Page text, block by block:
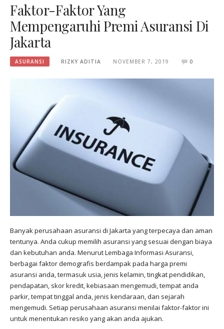
Faktor-Faktor Yang
Mempengaruhi Premi Asuransi Di
Jakarta
ASURANSI RIZKY ADITIA NOVEMBER 7, 2019 0
Banyak perusahaan asuransi di Jakarta yang terpecaya dan aman
tentunya. Anda cukup memilih asuransi yang sesuai dengan biaya
dan kebutuhan anda. Menurut Lembaga Informasi Asuransi,
berbagai faktor demografis berdampak pada harga premi
asuransi anda, termasuk usia, jenis kelamin, tingkat pendidikan,
pendapatan, skor kredit, kebiasaan mengemudi, tempat anda
parkir, tempat tinggal anda, jenis kendaraan, dan sejarah
mengemudi. Setiap perusahaan asuransi menilai faktor-faktor ini
untuk menentukan resiko yang akan anda ajukan.